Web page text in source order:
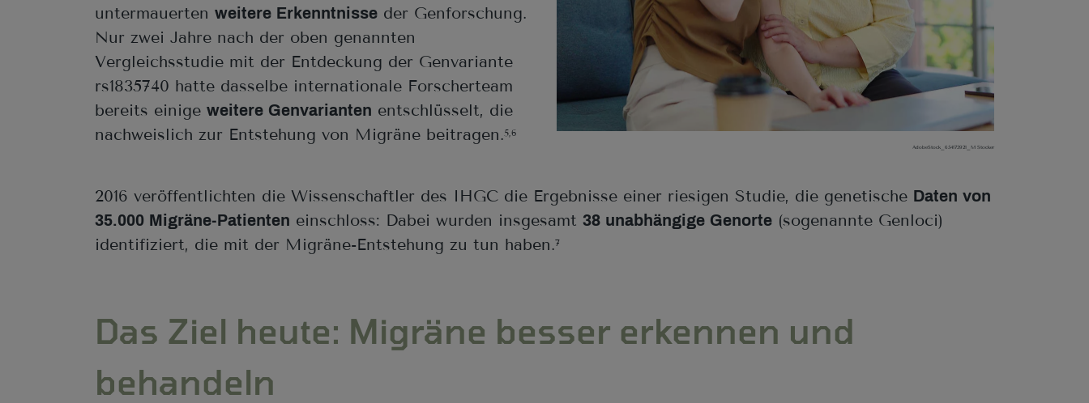
untermauerten weitere Erkenntnisse der Genforschung.
Nur zwei Jahre nach der oben genannten
Vergleichsstudie mit der Entdeckung der Genvariante
rs1835740 hatte dasselbe internationale Forscherteam
bereits einige weitere Genvarianten entschlüsselt, die
nachweislich zur Entstehung von Migräne beitragen.5,6
AdobeStock_654173921_M Stocker
2016 veröffentlichten die Wissenschaftler des IHGC die Ergebnisse einer riesigen Studie, die genetische Daten von
35.000 Migräne-Patienten einschloss: Dabei wurden insgesamt 38 unabhängige Genorte (sogenannte Genloci)
identifiziert, die mit der Migräne-Entstehung zu tun haben.7
Das Ziel heute: Migräne besser erkennen und
behandeln